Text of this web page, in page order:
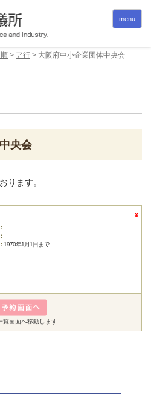
menu
> ア行 > 大阪府中小企業団体中央会
央会
ります。
¥
1970年1月1日まで
覧画面へ移動します